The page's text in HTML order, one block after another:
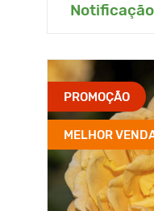
PROMOÇÃO
MELHOR